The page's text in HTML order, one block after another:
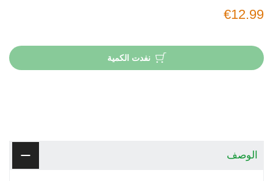
€12.99
نفدت الكمية
الوصف